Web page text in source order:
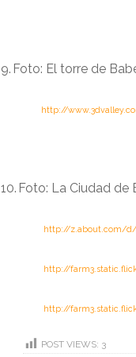
9. Foto: El torre de
http://
10. Foto: La Ciudad de
http://z.about.com/
http://
http://
POST VIEWS: 3